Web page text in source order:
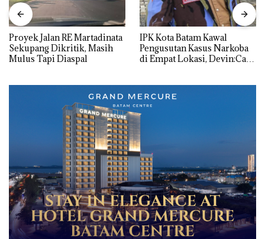
Proyek Jalan RE Martadinata
Sekupang Dikritik, Masih
Mulus Tapi Diaspal
IPK Kota Batam Kawal
Pengusutan Kasus Narkoba
di Empat Lokasi, Devin:Cari